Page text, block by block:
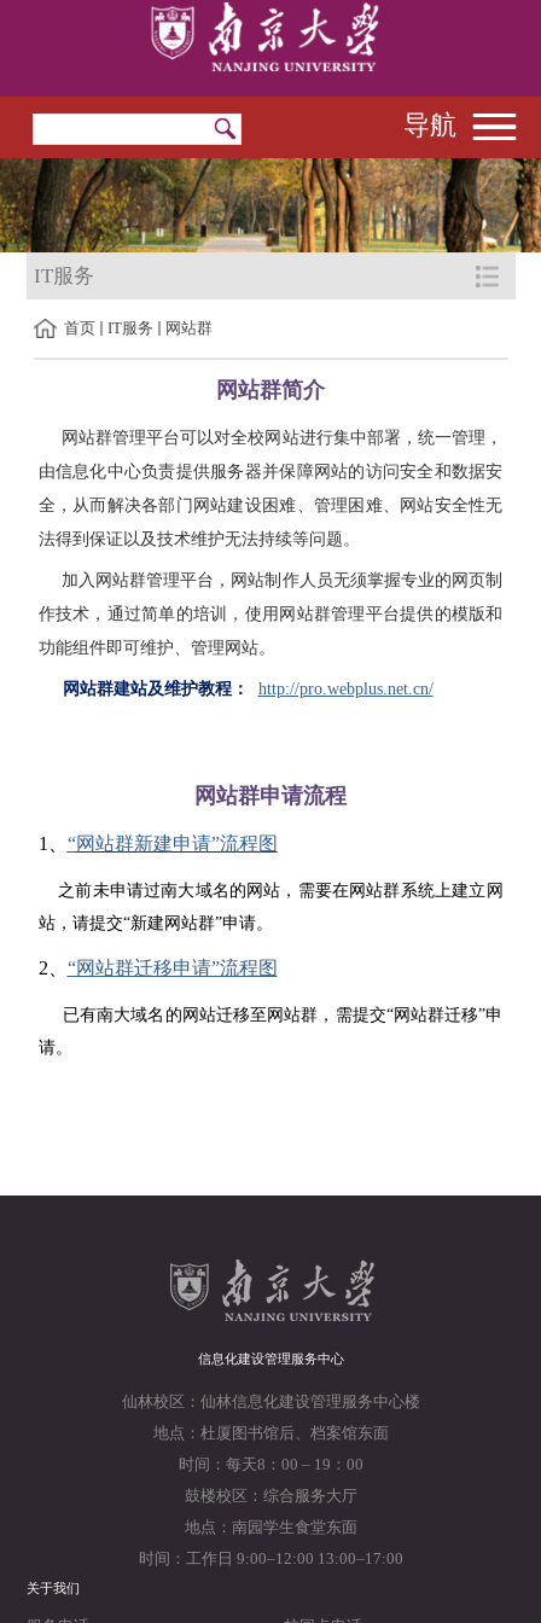
导航
IT服务
首页 IT服务 网站群
网站群简介
网站群管理平台可以对全校网站进行集中部署，统一管理，
由信息化中心负责提供服务器并保障网站的访问安全和数据安
全，从而解决各部门网站建设困难、管理困难、网站安全性无
法得到保证以及技术维护无法持续等问题。
加入网站群管理平台，网站制作人员无须掌握专业的网页制
作技术，通过简单的培训，使用网站群管理平台提供的模版和
功能组件即可维护、管理网站。
网站群建站及维护教程： http://pro.webplus.net.cn/
网站群申请流程
1、 “网站群新建申请”流程图
之前未申请过南大域名的网站，需要在网站群系统上建立网
站，请提交“新建网站群”申请。
2、 “网站群迁移申请”流程图
已有南大域名的网站迁移至网站群，需提交“网站群迁移”申
请。
信息化建设管理服务中心
仙林校区：仙林信息化建设管理服务中心楼
地点：杜厦图书馆后、档案馆东面
时间：每天8：00 – 19：00
鼓楼校区：综合服务大厅
地点：南园学生食堂东面
时间：工作日 9:00–12:00 13:00–17:00
关于我们